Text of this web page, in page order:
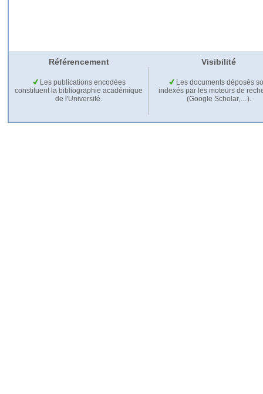
Référencement Visibilité
Les publications encodées
constituent la bibliographie académique
de l'Université.
Les documents déposés
indexés par les moteurs de
(Google Scholar,…).